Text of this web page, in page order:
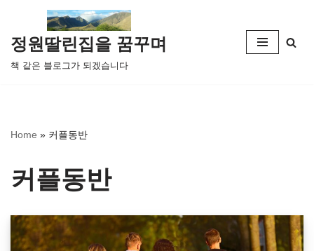
콘
텐
츠
뛰
정원딸린집을 꿈꾸며
책 같은 블로그가 되겠습니다
Home » 커플동반
커플동반